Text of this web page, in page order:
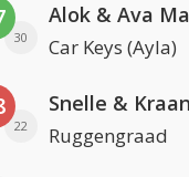
30
Alok & Ava
Car Keys (Ayla)
22
Snelle &
Ruggengraad